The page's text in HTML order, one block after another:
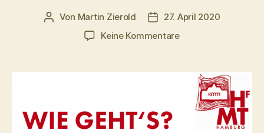
Beitragsautor
Von Martin Zierold Veröffentlichungsdatum
27. April 2020
Keine Kommentarezu
–
Zentral-
Landesbibliothek